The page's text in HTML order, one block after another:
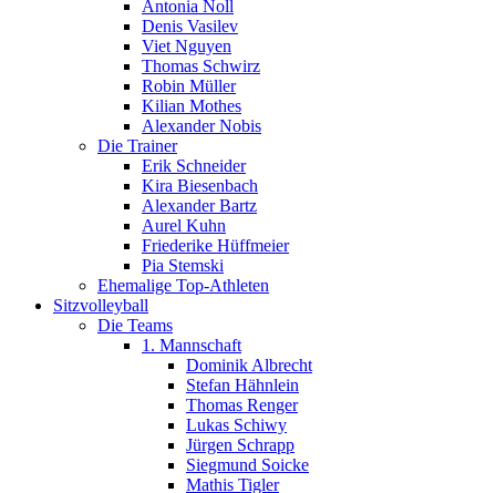
Antonia Noll
Denis Vasilev
Viet Nguyen
Thomas Schwirz
Robin Müller
Kilian Mothes
Alexander Nobis
Die Trainer
Erik Schneider
Kira Biesenbach
Alexander Bartz
Aurel Kuhn
Friederike Hüffmeier
Pia Stemski
Ehemalige Top-Athleten
Sitzvolleyball
Die Teams
1. Mannschaft
Dominik Albrecht
Stefan Hähnlein
Thomas Renger
Lukas Schiwy
Jürgen Schrapp
Siegmund Soicke
Mathis Tigler